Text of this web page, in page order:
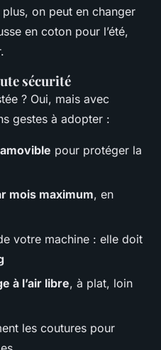
on peut en changer
en coton pour l’été,
sécurité
? Oui, mais avec
gestes à adopter :
pour protéger la
mois maximum, en
votre machine : elle doit
à l’air libre, à plat, loin
les coutures pour